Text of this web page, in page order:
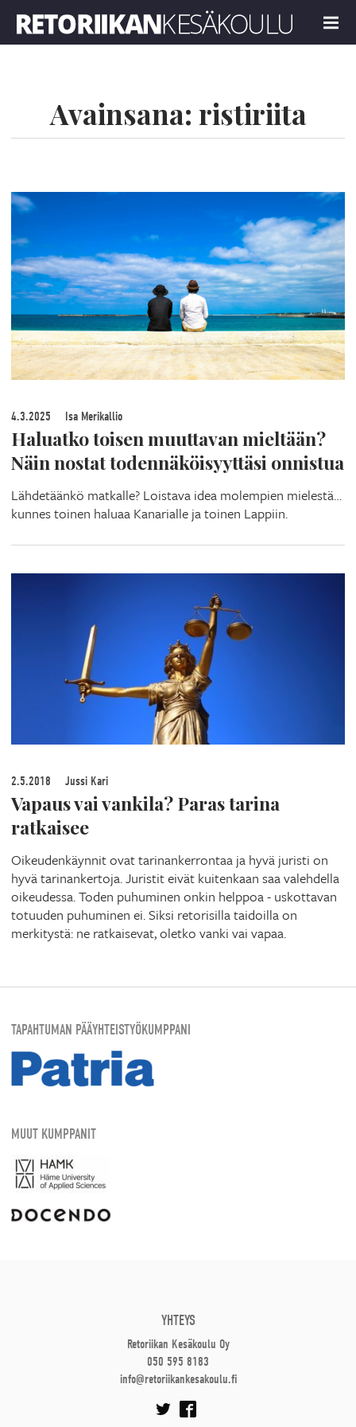
MENU
Avainsana: ristiriita
4.3.2025 Isa Merikallio
Haluatko toisen muuttavan mieltään?
Näin nostat todennäköisyyttäsi onnistua
Lähdetäänkö matkalle? Loistava idea molempien mielestä…
kunnes toinen haluaa Kanarialle ja toinen Lappiin.
2.5.2018 Jussi Kari
Vapaus vai vankila? Paras tarina
ratkaisee
Oikeudenkäynnit ovat tarinankerrontaa ja hyvä juristi on
hyvä tarinankertoja. Juristit eivät kuitenkaan saa valehdella
oikeudessa. Toden puhuminen onkin helppoa - uskottavan
totuuden puhuminen ei. Siksi retorisilla taidoilla on
merkitystä: ne ratkaisevat, oletko vanki vai vapaa.
TAPAHTUMAN PÄÄYHTEISTYÖKUMPPANI
MUUT KUMPPANIT
YHTEYS
Retoriikan Kesäkoulu Oy
050 595 8183
info@retoriikankesakoulu.fi